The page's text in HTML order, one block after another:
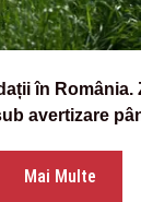
în România.
avertizare
Mai Multe